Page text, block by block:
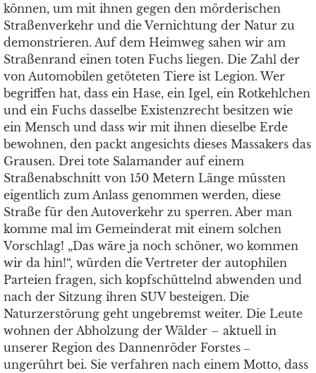
können, um mit ihnen gegen den mörderischen
Straßenverkehr und die Vernichtung der Natur zu
demonstrieren. Auf dem Heimweg sahen wir am
Straßenrand einen toten Fuchs liegen. Die Zahl der
von Automobilen getöteten Tiere ist Legion. Wer
begriffen hat, dass ein Hase, ein Igel, ein Rotkehlchen
und ein Fuchs dasselbe Existenzrecht besitzen wie
ein Mensch und dass wir mit ihnen dieselbe Erde
bewohnen, den packt angesichts dieses Massakers das
Grausen. Drei tote Salamander auf einem
Straßenabschnitt von 150 Metern Länge müssten
eigentlich zum Anlass genommen werden, diese
Straße für den Autoverkehr zu sperren. Aber man
komme mal im Gemeinderat mit einem solchen
Vorschlag! „Das wäre ja noch schöner, wo kommen
wir da hin!“, würden die Vertreter der autophilen
Parteien fragen, sich kopfschüttelnd abwenden und
nach der Sitzung ihren SUV besteigen. Die
Naturzerstörung geht ungebremst weiter. Die Leute
wohnen der Abholzung der Wälder – aktuell in
unserer Region des Dannenröder Forstes ‒
ungerührt bei. Sie verfahren nach einem Motto, dass